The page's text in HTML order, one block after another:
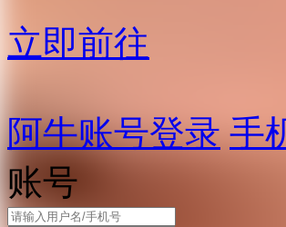
立即前往
阿牛账号登录 手
账号